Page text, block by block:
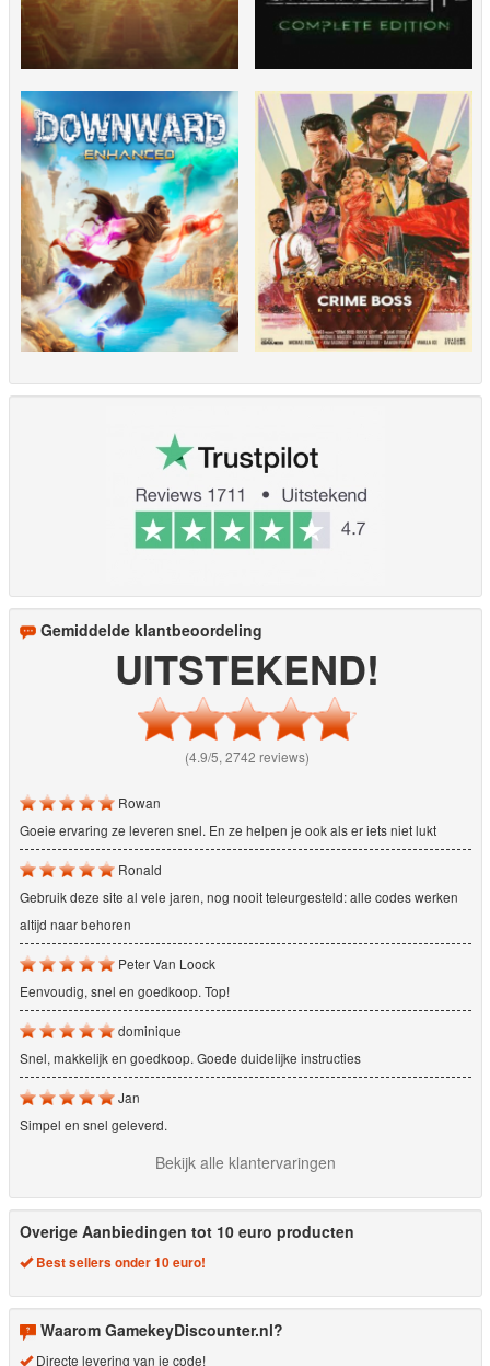
Gemiddelde klantbeoordeling
UITSTEKEND!
(4.9/5, 2742 reviews)
Rowan
Goeie ervaring ze leveren snel. En ze helpen je ook als er iets niet lukt
Ronald
Gebruik deze site al vele jaren, nog nooit teleurgesteld: alle codes werken
altijd naar behoren
Peter Van Loock
Eenvoudig, snel en goedkoop. Top!
dominique
Snel, makkelijk en goedkoop. Goede duidelijke instructies
Jan
Simpel en snel geleverd.
Bekijk alle klantervaringen
Overige Aanbiedingen tot 10 euro producten
Best sellers onder 10 euro!
Waarom GamekeyDiscounter.nl?
Directe levering van je code!